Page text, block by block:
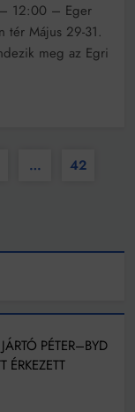
12:00 – Eger
tér Május 29-31.
meg az Egri
… 42
PÉTER–BYD
ÉRKEZETT